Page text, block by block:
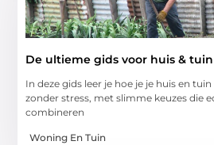
De ultieme gids voor huis &
In deze gids leer je hoe je je huis en
zonder stress, met slimme keuzes die
combineren
Woning En Tuin